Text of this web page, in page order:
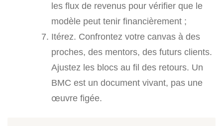
les flux de revenus pour vérifier que le
modèle peut tenir financièrement ;
Itérez. Confrontez votre canvas à des
proches, des mentors, des futurs clients.
Ajustez les blocs au fil des retours. Un
BMC est un document vivant, pas une
œuvre figée.